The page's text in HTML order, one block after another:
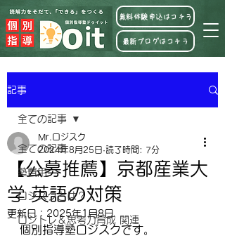
無料体験申込はコチラ
最新ブログはコチラ
記事
全ての記事
塾費用
ロジスクとは？！
ロジトレ＆思考力育成 関連
全ての記事
【公募推薦】京都産業大
学 英語の対策
Mr.ロジスク
2024年8月25日 読了時間: 7分
更新日： 2025年1月8日
個別指導塾ロジスクです。